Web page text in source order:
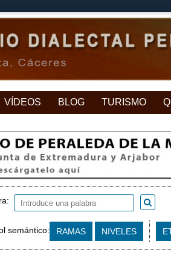
VÍDEOS BLOG TURISMO
semántico: RAMAS NIVELES